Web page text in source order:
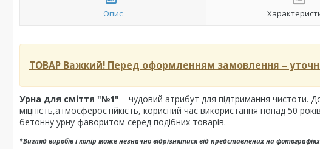
Опис
ТОВАР Важкий! Перед оформленням замовлення –
Урна для сміття "№1" – чудовий атрибут для підтримання чистоти.
міцність,атмосферостійкість, корисний час використання понад 50
бетонну урну фаворитом серед подібних товарів.
*Вигляд виробів і колір може незначно відрізнятися від представлених на